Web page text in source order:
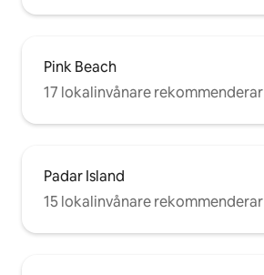
Pink Beach
17 lokalinvånare rekommenderar
Padar Island
15 lokalinvånare rekommenderar